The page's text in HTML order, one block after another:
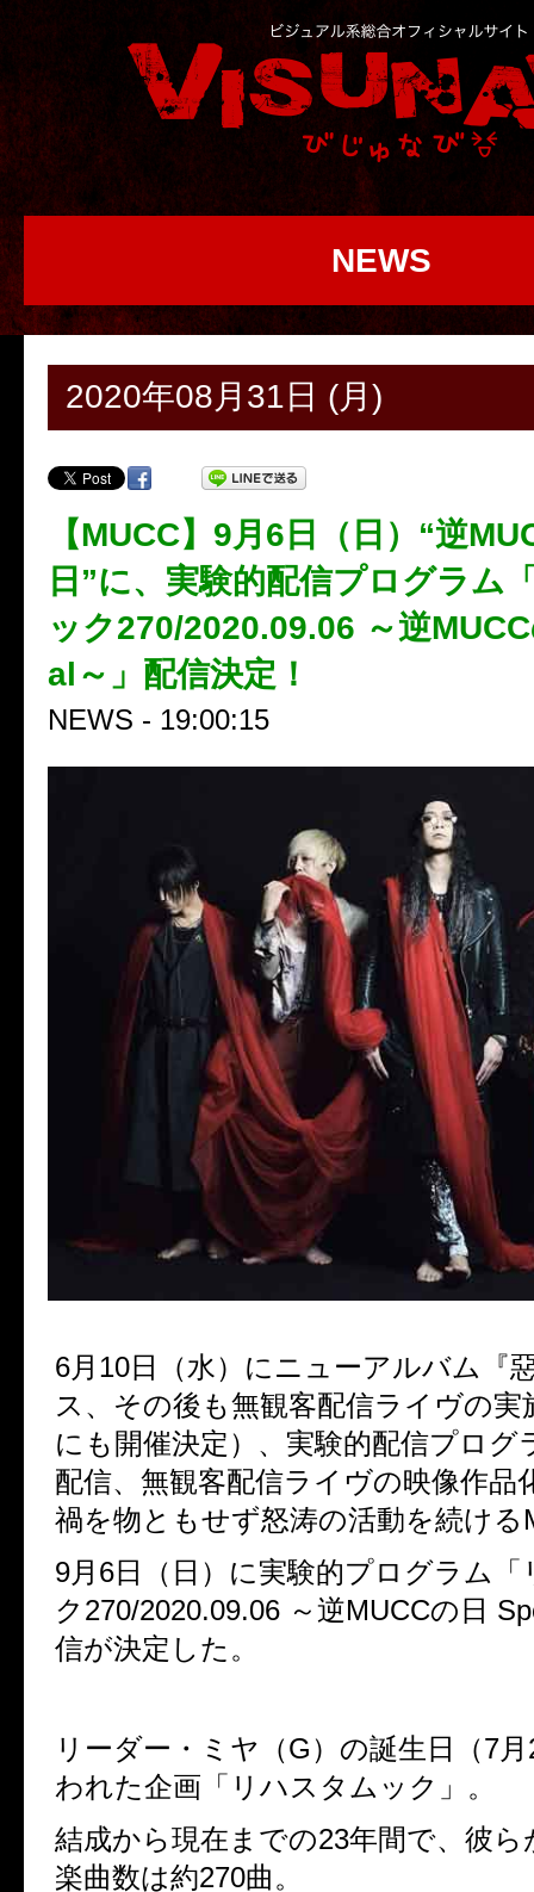
NEWS
2020年08月31日 (月)
【MUCC】9月6日（日）“逆
日”に、実験的配信プログラム
ック270/2020.09.06 ～逆
al～」配信決定！
NEWS - 19:00:15
6月 10日（水）にニューアルバム『
ス、 その後も無観客配信ライヴの実
にも開催決定） 、 実験的配信プログ
配信、無観客配信ライヴの映像作品
禍を物ともせず怒涛の活動を続ける
9月 6日（日）に実験的プログラム
ク 270/2020.09.06 ～逆MUCCの日
信が決定した。
リーダー・ミヤ（G）の誕生日（7月
われた企画「リハスタムック」。
結成から現在までの23年間で、彼
楽曲数は約270曲。